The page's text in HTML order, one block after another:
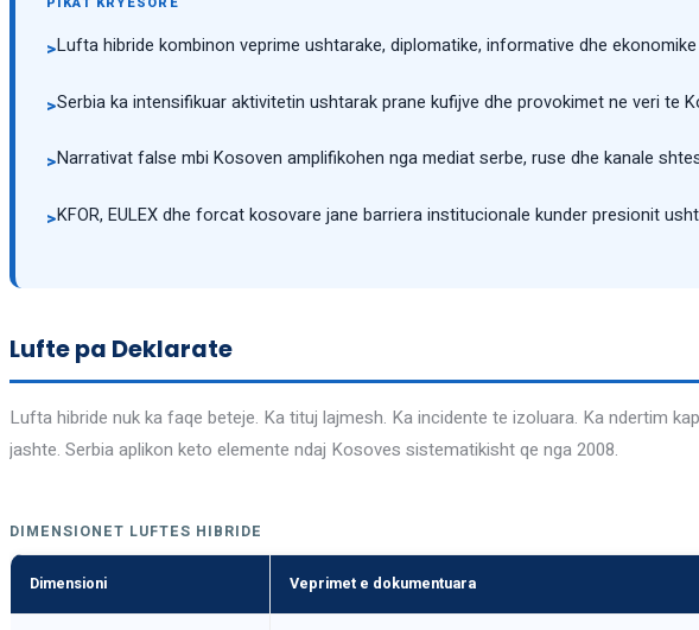
>Lufta hibride kombinon veprime ushtarake, diplomatike, informative dhe
>Serbia ka intensifikuar aktivitetin ushtarak prane kufijve dhe provokimet ne veri te
>Narrativat false mbi Kosoven amplifikohen nga mediat serbe, ruse dhe kanale
>KFOR, EULEX dhe forcat kosovare jane barriera institucionale kunder presionit
Lufte pa Deklarate
Lufta hibride nuk ka faqe beteje. Ka tituj lajmesh. Ka incidente te izoluara. Ka ndertim
jashte. Serbia aplikon keto elemente ndaj Kosoves sistematikisht qe nga 2008.
DIMENSIONET LUFTES HIBRIDE
Dimensioni Veprimet e dokumentuara